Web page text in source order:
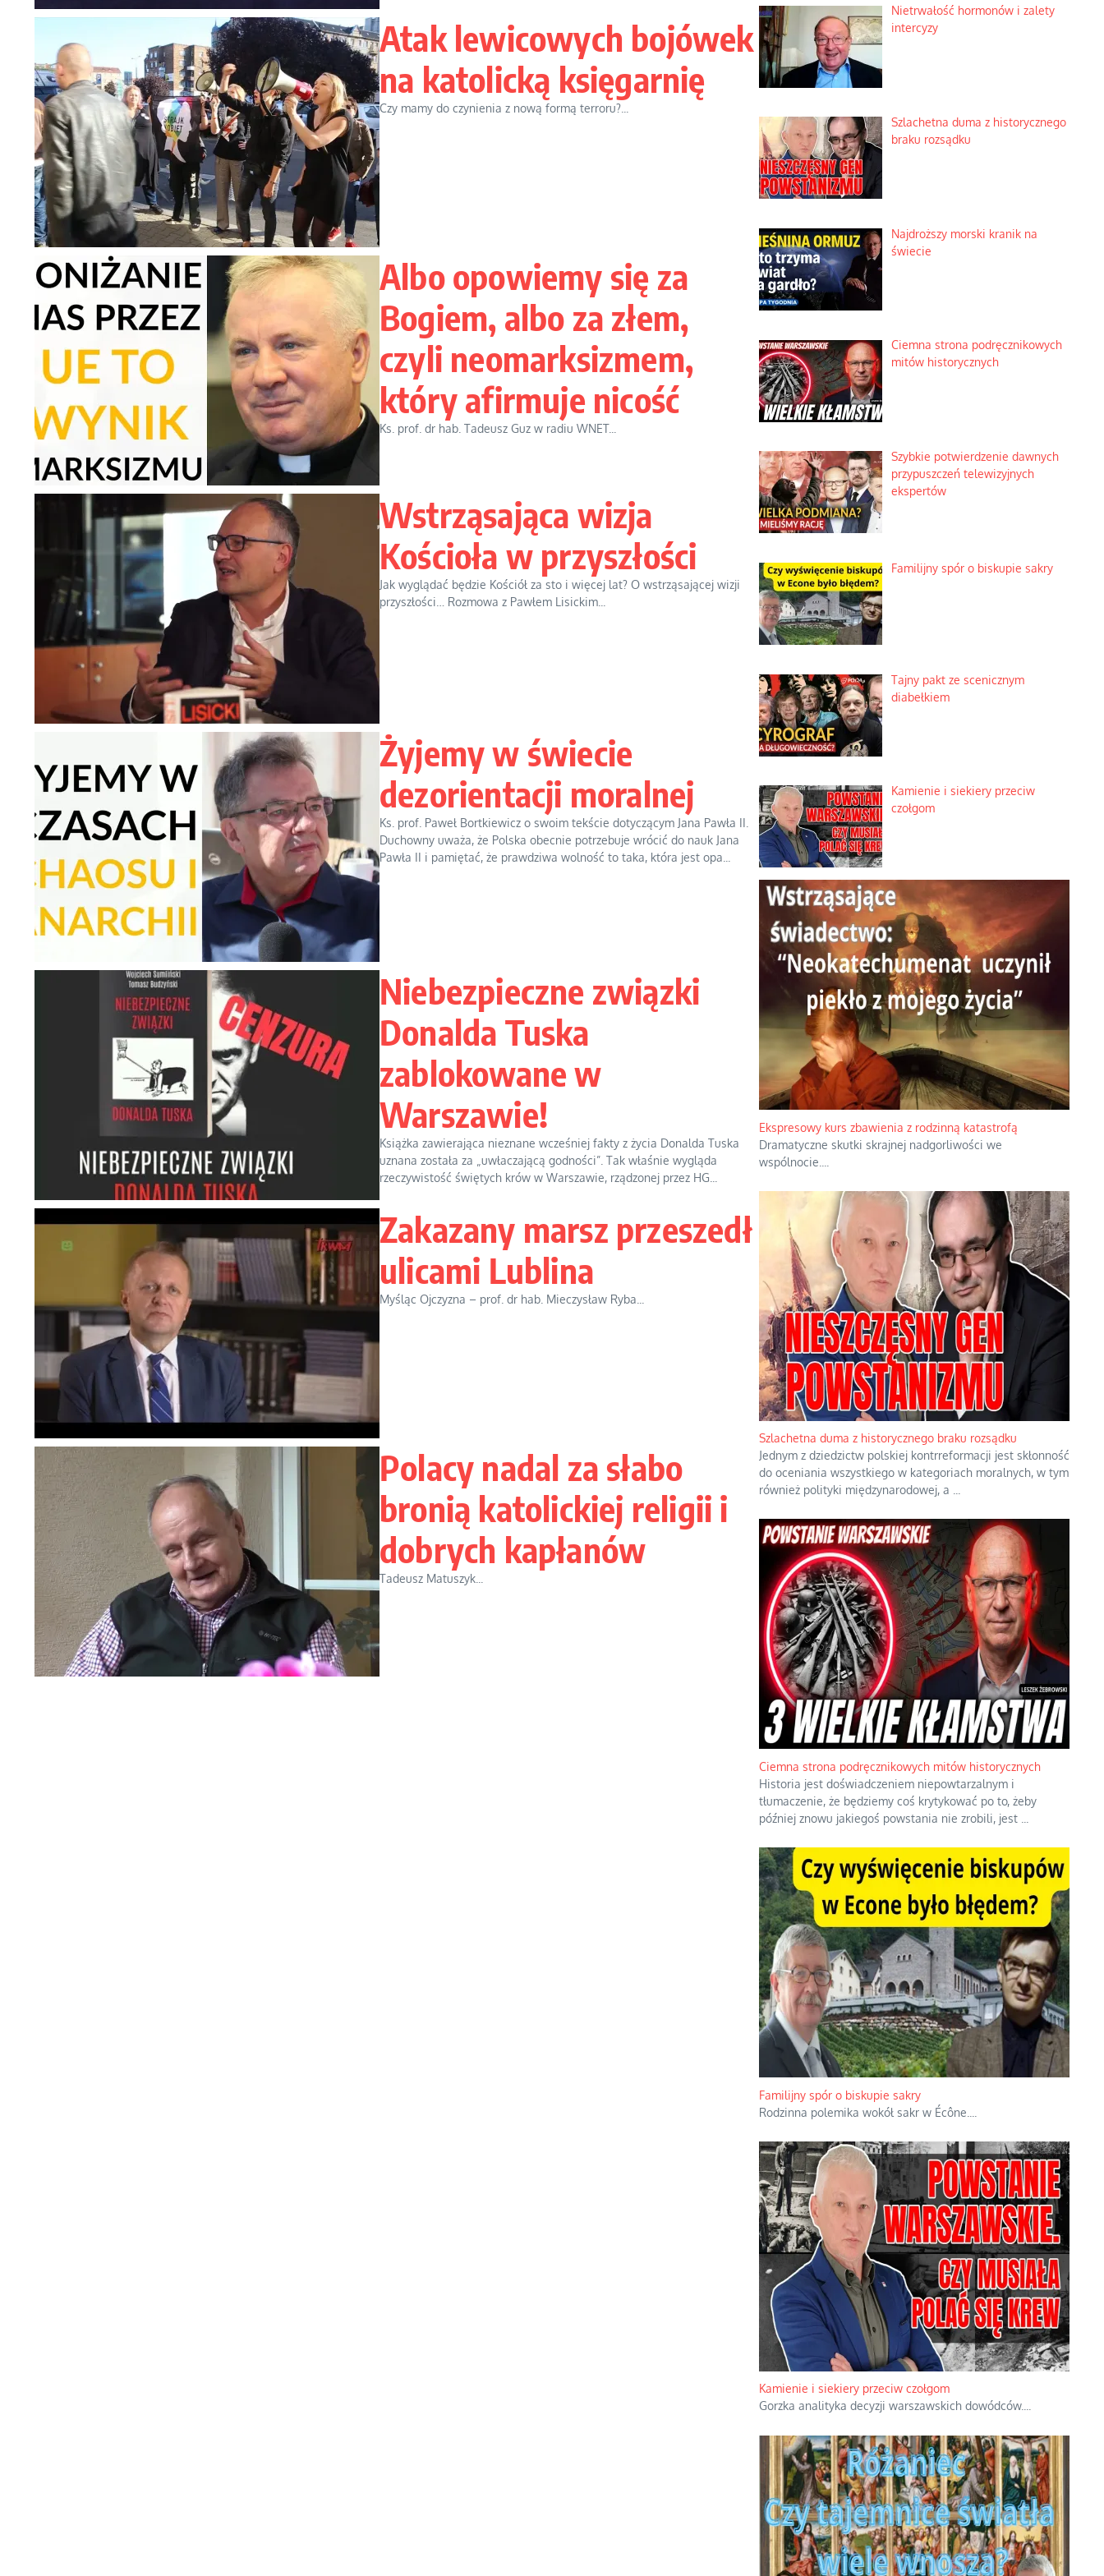
Atak lewicowych bojówek
na katolicką księgarnię
Czy mamy do czynienia z nową formą terroru?...
Albo opowiemy się za
Bogiem, albo za złem,
czyli neomarksizmem,
który afirmuje nicość
Ks. prof. dr hab. Tadeusz Guz w radiu WNET...
Wstrząsająca wizja
Kościoła w przyszłości
Jak wyglądać będzie Kościół za sto i więcej lat? O wstrząsającej wizji
przyszłości… Rozmowa z Pawłem Lisickim...
Żyjemy w świecie
dezorientacji moralnej
Ks. prof. Paweł Bortkiewicz o swoim tekście dotyczącym Jana Pawła II.
Duchowny uważa, że Polska obecnie potrzebuje wrócić do nauk Jana
Pawła II i pamiętać, że prawdziwa wolność to taka, która jest opa...
Niebezpieczne związki
Donalda Tuska
zablokowane w
Warszawie!
Książka zawierająca nieznane wcześniej fakty z życia Donalda Tuska
uznana została za „uwłaczającą godności”. Tak właśnie wygląda
rzeczywistość świętych krów w Warszawie, rządzonej przez HG...
Zakazany marsz przeszedł
ulicami Lublina
Myśląc Ojczyzna – prof. dr hab. Mieczysław Ryba...
Polacy nadal za słabo
bronią katolickiej religii i
dobrych kapłanów
Tadeusz Matuszyk...
Nietrwałość hormonów i zalety
intercyzy
Szlachetna duma z historycznego
braku rozsądku
Najdroższy morski kranik na
świecie
Ciemna strona podręcznikowych
mitów historycznych
Szybkie potwierdzenie dawnych
przypuszczeń telewizyjnych
ekspertów
Familijny spór o biskupie sakry
Tajny pakt ze scenicznym
diabełkiem
Kamienie i siekiery przeciw
czołgom
Ekspresowy kurs zbawienia z rodzinną katastrofą
Dramatyczne skutki skrajnej nadgorliwości we
wspólnocie.
Szlachetna duma z historycznego braku rozsądku
Jednym z dziedzictw polskiej kontrreformacji jest skłonność
do oceniania wszystkiego w kategoriach moralnych, w tym
również polityki międzynarodowej, a
Ciemna strona podręcznikowych mitów historycznych
Historia jest doświadczeniem niepowtarzalnym i
tłumaczenie, że będziemy coś krytykować po to, żeby
później znowu jakiegoś powstania nie zrobili, jest
Familijny spór o biskupie sakry
Rodzinna polemika wokół sakr w Écône.
Kamienie i siekiery przeciw czołgom
Gorzka analityka decyzji warszawskich dowódców.